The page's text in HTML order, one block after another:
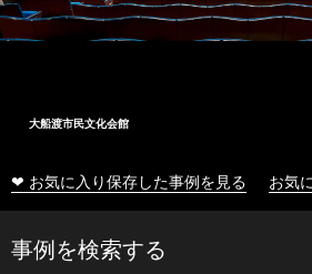
大船渡市民文化会館
❤ お気に入り保存した事例を見る お気
事例を検索する